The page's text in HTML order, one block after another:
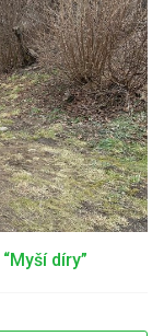
díry”